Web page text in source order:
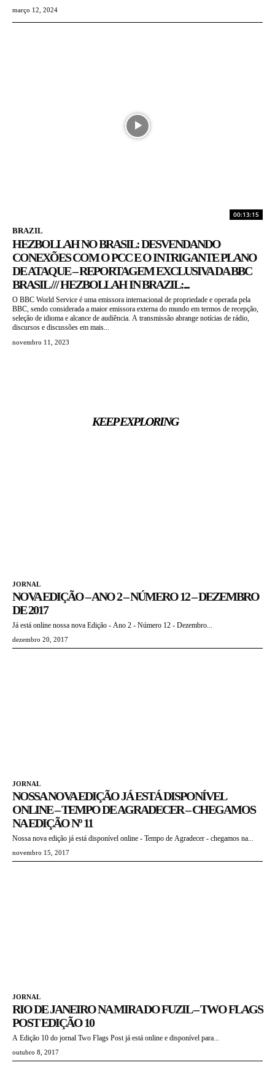
março 12, 2024
00:13:15
BRAZIL
HEZBOLLAH NO BRASIL: DESVENDANDO
CONEXÕES COM O PCC E O INTRIGANTE PLANO
DE ATAQUE – REPORTAGEM EXCLUSIVA DA BBC
BRASIL /// HEZBOLLAH IN BRAZIL:...
O BBC World Service é uma emissora internacional de propriedade e operada pela
BBC, sendo considerada a maior emissora externa do mundo em termos de recepção,
seleção de idioma e alcance de audiência. A transmissão abrange notícias de rádio,
discursos e discussões em mais...
novembro 11, 2023
KEEP EXPLORING
JORNAL
NOVA EDIÇÃO – ANO 2 – NÚMERO 12 – DEZEMBRO
DE 2017
Já está online nossa nova Edição - Ano 2 - Número 12 - Dezembro...
dezembro 20, 2017
JORNAL
NOSSA NOVA EDIÇÃO JÁ ESTÁ DISPONÍVEL
ONLINE – TEMPO DE AGRADECER – CHEGAMOS
NA EDIÇÃO Nº 11
Nossa nova edição já está disponível online - Tempo de Agradecer - chegamos na...
novembro 15, 2017
JORNAL
RIO DE JANEIRO NA MIRA DO FUZIL – TWO FLAGS
POST EDIÇÃO 10
A Edição 10 do jornal Two Flags Post já está online e disponível para...
outubro 8, 2017